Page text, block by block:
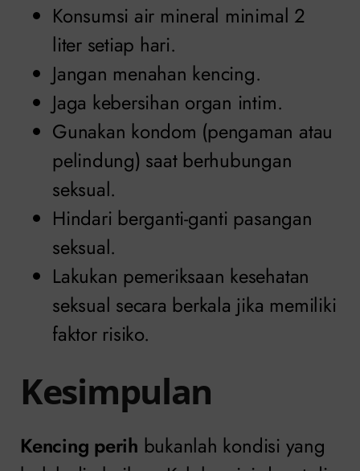
Konsumsi air mineral minimal 2
liter setiap hari.
Jangan menahan kencing.
Jaga kebersihan organ intim.
Gunakan kondom (pengaman atau
pelindung) saat berhubungan
seksual.
Hindari berganti-ganti pasangan
seksual.
Lakukan pemeriksaan kesehatan
seksual secara berkala jika memiliki
faktor risiko.
Kesimpulan
Kencing perih bukanlah kondisi yang